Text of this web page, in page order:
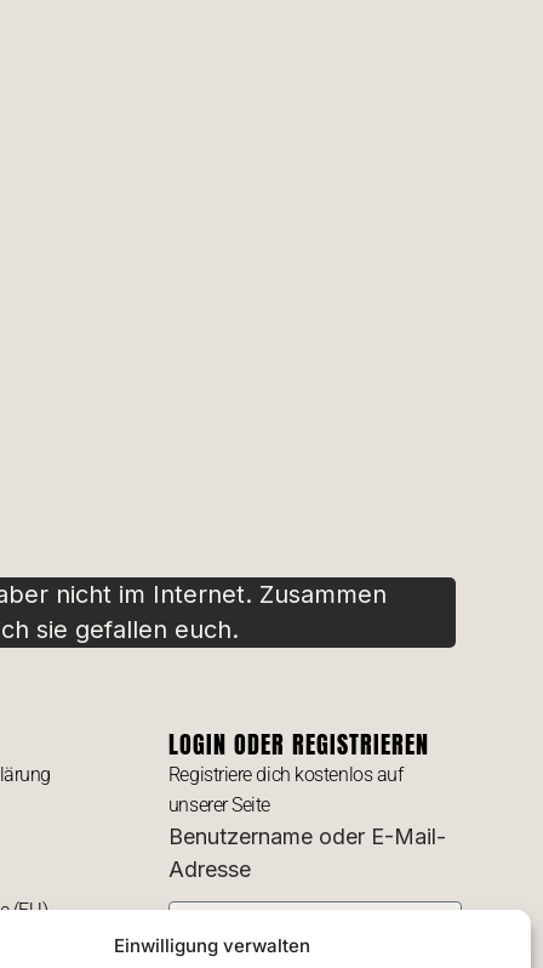
Einwilligung verwalten
nicht im Internet. Zusammen
sie gefallen euch.
(EU)
LOGIN ODER REGISTRIEREN
Registriere dich kostenlos auf
unserer Seite
Benutzername oder E-Mail-
Adresse